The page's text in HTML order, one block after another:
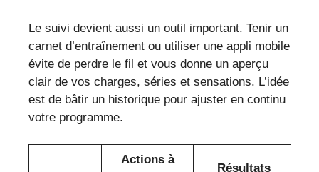
Le suivi devient aussi un outil important. Tenir un
carnet d’entraînement ou utiliser une appli mobile
évite de perdre le fil et vous donne un aperçu
clair de vos charges, séries et sensations. L’idée
est de bâtir un historique pour ajuster en continu
votre programme.
Actions à
Résultats